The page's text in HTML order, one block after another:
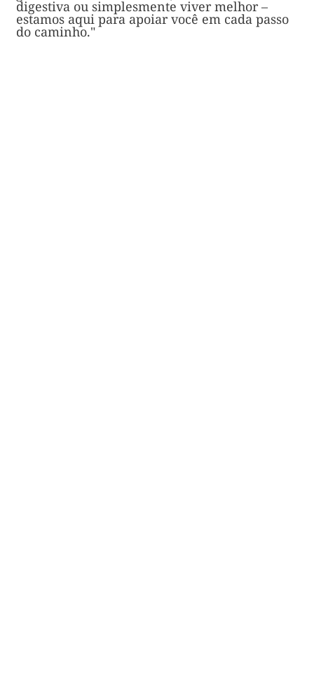
digestiva ou simplesmente viver melhor –
estamos aqui para apoiar você em cada passo
do caminho."